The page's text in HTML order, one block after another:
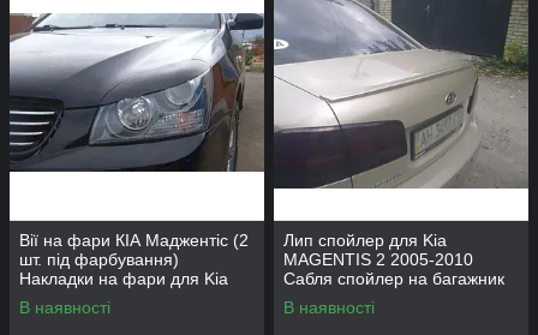
Вії на фари КІА Маджентіс (2
шт. під фарбування)
Накладки на фари для Kia
Magentis 2006-2008
В наявності
Лип спойлер для Kia
MAGENTIS 2 2005-2010
Сабля спойлер на багажник
КІА Маджентіс 2 Спойлер на
багажник КІА
В наявності